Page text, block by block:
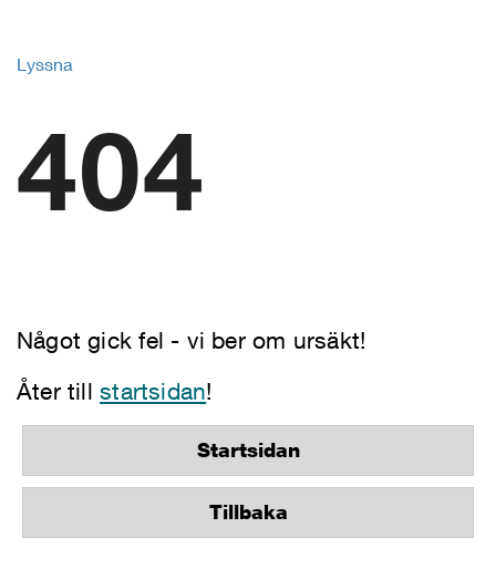
Lyssna
404
Något gick fel - vi ber om ursäkt!
Åter tillstartsidan!
Startsidan
Tillbaka